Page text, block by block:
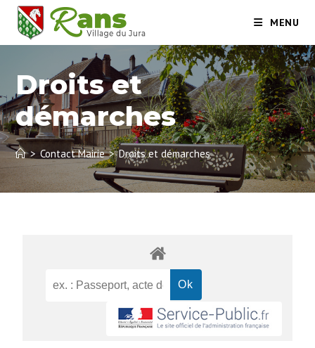
MENU
Droits et
démarches
> Contact Mairie > Droits et démarches